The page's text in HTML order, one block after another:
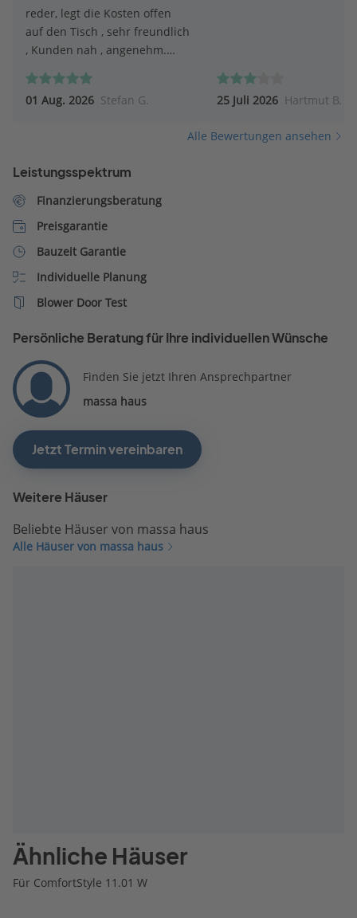
reder, legt die Kosten offen
auf den Tisch , sehr freundlich
, Kunden nah , angenehm.
01 Aug. 2026 Stefan G. 25 Juli 2026 Hartmut B.
Alle Bewertungen ansehen
Leistungsspektrum
Finanzierungsberatung
Preisgarantie
Bauzeit Garantie
Individuelle Planung
Blower Door Test
Persönliche Beratung für Ihre individuellen Wünsche
Finden Sie jetzt Ihren Ansprechpartner
massa haus
Jetzt Termin vereinbaren
Weitere Häuser
Beliebte Häuser von massa haus
Alle Häuser von massa haus
Ähnliche Häuser
Für ComfortStyle 11.01 W